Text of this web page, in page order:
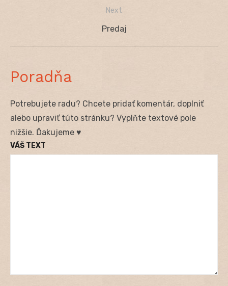
Next
Next
Predaj
Poradňa
Potrebujete radu? Chcete pridať komentár, doplniť
alebo upraviť túto stránku? Vyplňte textové pole
nižšie. Ďakujeme ♥
VÁŠ TEXT